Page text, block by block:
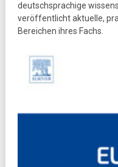
deutschsprachige
veröffentlicht aktuelle,
Bereichen ihres Fachs.